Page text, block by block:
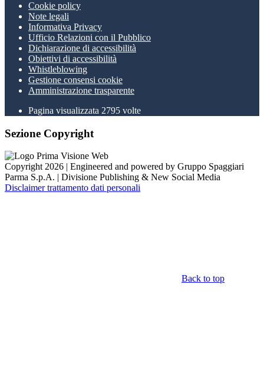
Cookie policy
Note legali
Informativa Privacy
Ufficio Relazioni con il Pubblico
Dichiarazione di accessibilità
Obiettivi di accessibilità
Whistleblowing
Gestione consensi cookie
Amministrazione trasparente
Pagina visualizzata 2795 volte
Sezione Copyright
Copyright 2026 | Engineered and powered by Gruppo Spaggiari
Parma S.p.A. | Divisione Publishing & New Social Media
Disclaimer trattamento dati personali
Back to top